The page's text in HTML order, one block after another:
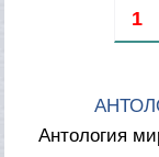
1
Антология